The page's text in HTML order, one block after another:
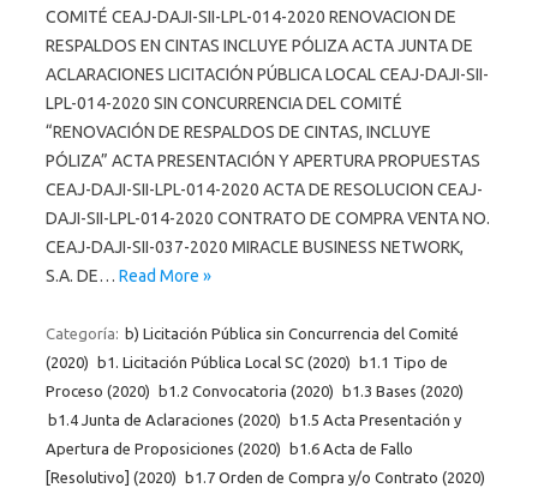
COMITÉ CEAJ-DAJI-SII-LPL-014-2020 RENOVACION DE
RESPALDOS EN CINTAS INCLUYE PÓLIZA ACTA JUNTA DE
ACLARACIONES LICITACIÓN PÚBLICA LOCAL CEAJ-DAJI-SII-
LPL-014-2020 SIN CONCURRENCIA DEL COMITÉ
“RENOVACIÓN DE RESPALDOS DE CINTAS, INCLUYE
PÓLIZA” ACTA PRESENTACIÓN Y APERTURA PROPUESTAS
CEAJ-DAJI-SII-LPL-014-2020 ACTA DE RESOLUCION CEAJ-
DAJI-SII-LPL-014-2020 CONTRATO DE COMPRA VENTA NO.
CEAJ-DAJI-SII-037-2020 MIRACLE BUSINESS NETWORK,
S.A. DE… Read More »
Categoría: b) Licitación Pública sin Concurrencia del Comité
(2020) b1. Licitación Pública Local SC (2020) b1.1 Tipo de
Proceso (2020) b1.2 Convocatoria (2020) b1.3 Bases (2020)
b1.4 Junta de Aclaraciones (2020) b1.5 Acta Presentación y
Apertura de Proposiciones (2020) b1.6 Acta de Fallo
[Resolutivo] (2020) b1.7 Orden de Compra y/o Contrato (2020)